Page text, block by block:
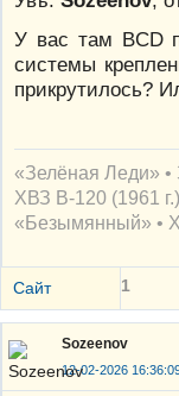
У вас там BCD
системы
прикрутилось?
«Зелёная Леди»
ХВЗ В-120 (1961 г.)
«Безымянный» •
Сайт 1
Sozeenov
12-02-2026